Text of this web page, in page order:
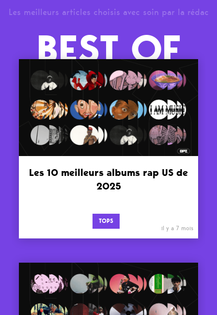
Les meilleurs articles choisis avec soin par la rédac
BEST OF
Les 10 meilleurs albums rap US de
2025
TOPS
il y a 7 mois